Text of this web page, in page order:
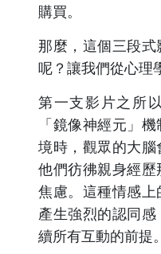
購買。
那麼，這個三段
呢？讓我們從心理
第一支影片之所
「鏡像神經元」
境時，觀眾的大
他們彷彿親身經
焦慮。這種情感
產生強烈的認同
續所有互動的前提。